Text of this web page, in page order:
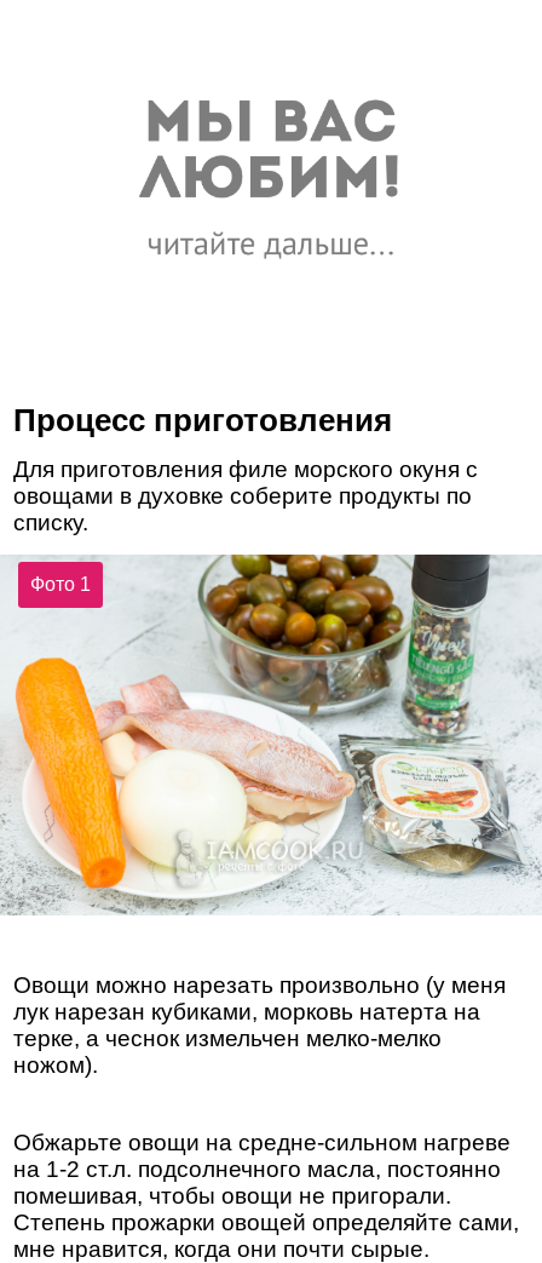
Процесс приготовления
Для приготовления филе морского окуня с
овощами в духовке соберите продукты по
списку.
Фото 1
Овощи можно нарезать произвольно (у меня
лук нарезан кубиками, морковь натерта на
терке, а чеснок измельчен мелко-мелко
ножом).
Обжарьте овощи на средне-сильном нагреве
на 1-2 ст.л. подсолнечного масла, постоянно
помешивая, чтобы овощи не пригорали.
Степень прожарки овощей определяйте сами,
мне нравится, когда они почти сырые.